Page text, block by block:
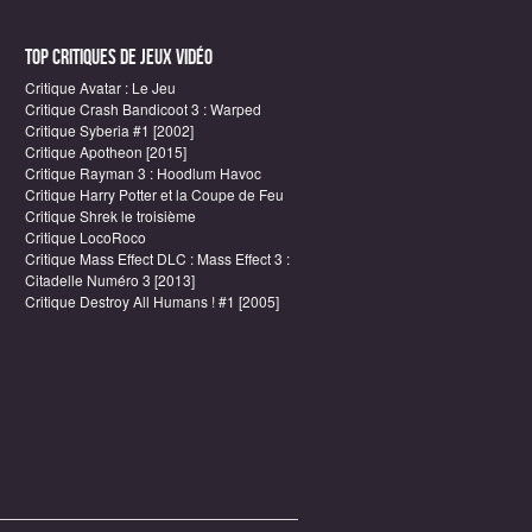
Top critiques de Jeux vidéo
Critique Avatar : Le Jeu
Critique Crash Bandicoot 3 : Warped
Critique Syberia #1 [2002]
Critique Apotheon [2015]
Critique Rayman 3 : Hoodlum Havoc
Critique Harry Potter et la Coupe de Feu
Critique Shrek le troisième
Critique LocoRoco
Critique Mass Effect DLC : Mass Effect 3 :
Citadelle Numéro 3 [2013]
Critique Destroy All Humans ! #1 [2005]